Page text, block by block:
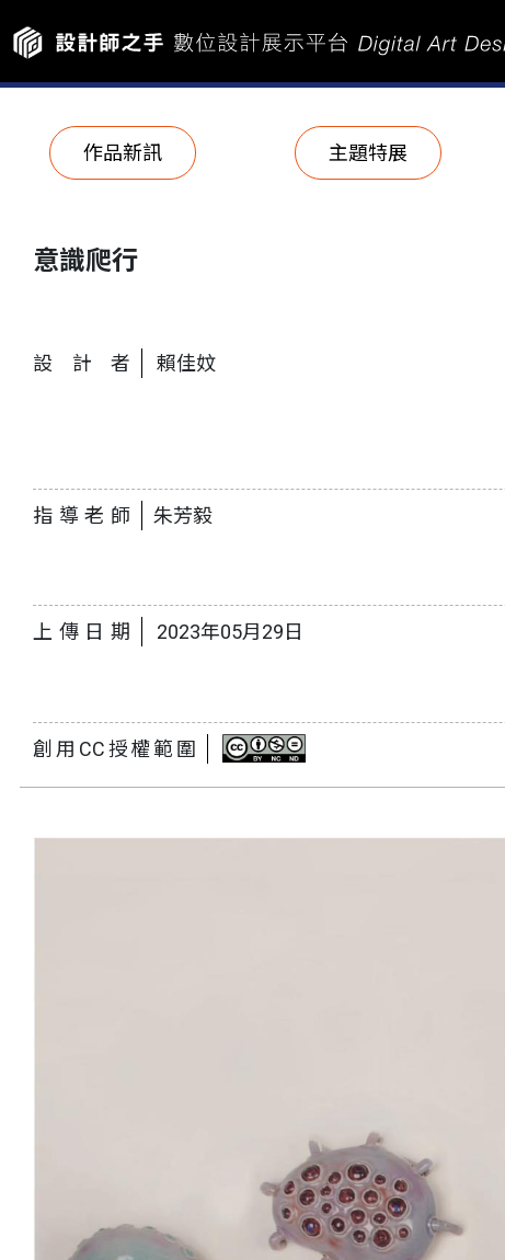
作品新訊 主題特展
意識爬行
設計者 賴佳妏
指導老師 朱芳毅
上傳日期 2023年05月29日
創用CC授權範圍